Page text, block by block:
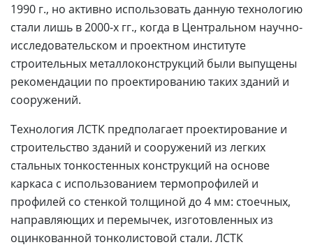
1990 г., но активно использовать данную технологию
стали лишь в 2000-х гг., когда в Центральном научно-
исследовательском и проектном институте
строительных металлоконструкций были выпущены
рекомендации по проектированию таких зданий и
сооружений.
Технология ЛСТК предполагает проектирование и
строительство зданий и сооружений из легких
стальных тонкостенных конструкций на основе
каркаса с использованием термопрофилей и
профилей со стенкой толщиной до 4 мм: стоечных,
направляющих и перемычек, изготовленных из
оцинкованной тонколистовой стали. ЛСТК